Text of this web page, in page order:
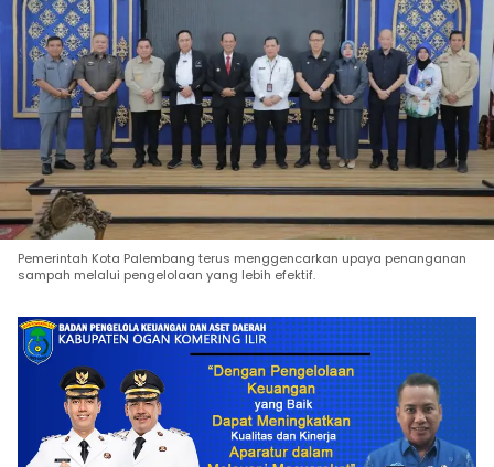
Pemerintah Kota Palembang terus menggencarkan upaya penanganan
sampah melalui pengelolaan yang lebih efektif.